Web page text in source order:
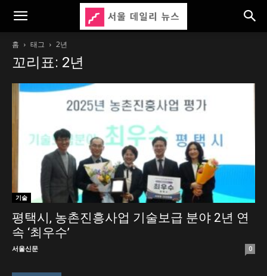
홈 태그 2년
꼬리표: 2년
기술
평택시, 농촌진흥사업 기술보급 분야 2년 연
속 ‘최우수’
서울신문 0